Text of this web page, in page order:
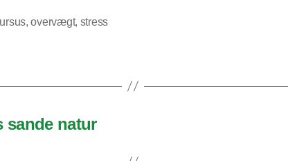
,overvægt, stress
sande natur